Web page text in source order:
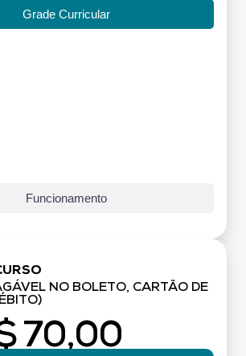
Grade Curricular
Funcionamento
NO BOLETO, CARTÃO DE
70,00